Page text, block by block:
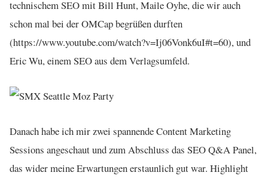
technischem SEO mit Bill Hunt, Maile Oyhe, die wir auch
schon mal bei der OMCap begrüßen durften
(https://www.youtube.com/watch?v=Ij06Vonk6uI#t=60), und
Eric Wu, einem SEO aus dem Verlagsumfeld.
Danach habe ich mir zwei spannende Content Marketing
Sessions angeschaut und zum Abschluss das SEO Q&A Panel,
das wider meine Erwartungen erstaunlich gut war. Highlight